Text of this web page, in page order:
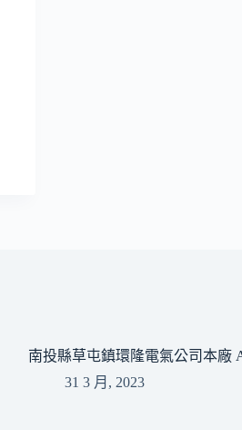
南投縣草屯鎮環隆電氣公司本廠
31 3 月, 2023